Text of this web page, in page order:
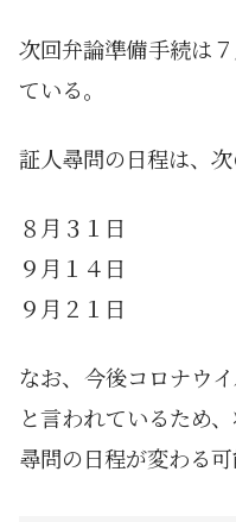
次回弁論準備手続は
ている。
証人尋問の日程は、次
８月３１日
９月１４日
９月２１日
なお、今後コロナウ
と言われているため
尋問の日程が変わる可